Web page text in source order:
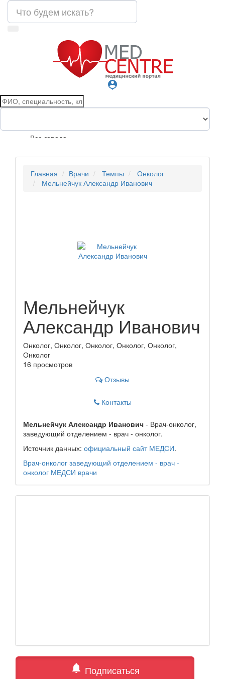
person_pin
Все города
Главная Врачи Темпы
Онколог
Мельнейчук Александр Иванович
Мельнейчук
Александр Иванович
Онколог, Онколог, Онколог, Онколог, Онколог,
Онколог
16 просмотров
Отзывы
Контакты
Мельнейчук Александр Иванович - Врач-онколог,
заведующий отделением - врач - онколог.
Источник данных: официальный сайт МЕДСИ.
Врач-онколог заведующий отделением - врач -
онколог МЕДСИ врачи
notifications Подписаться